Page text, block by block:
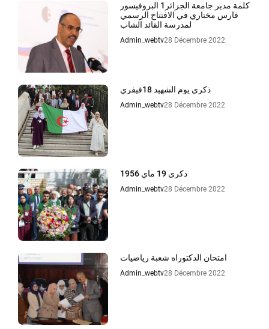
كلمة مدير جامعة الجزائر1 البروفيسور
فارس مختاري في الافتتاح الرسمي
لمدرسة القائد الشاب
Admin_webtv28 Décembre 2022
ذكرى يوم الشهيد 18فيفري
Admin_webtv28 Décembre 2022
ذكرى 19 ماي 1956
Admin_webtv28 Décembre 2022
امتحان الدكتوراه شعبة رياضيات
Admin_webtv28 Décembre 2022